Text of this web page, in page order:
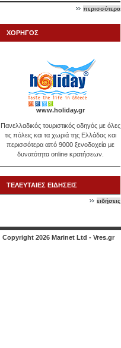
περισσότερα
ΧΟΡΗΓΟΣ
www.holiday.gr
Πανελλαδικός τουριστικός οδηγός με όλες
τις πόλεις και τα χωριά της Ελλάδας και
περισσότερα από 9000 ξενοδοχεία με
δυνατότητα online κρατήσεων.
ΤΕΛΕΥΤΑΙΕΣ ΕΙΔΗΣΕΙΣ
ειδήσεις
Copyright 2026 Marinet Ltd - Vres.gr